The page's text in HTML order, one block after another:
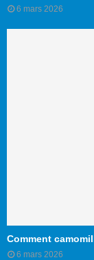
6 mars 2026
Comment
6 mars 2026